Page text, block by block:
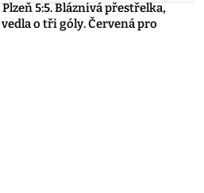
5:5. Bláznivá přestřelka,
o tři góly. Červená pro